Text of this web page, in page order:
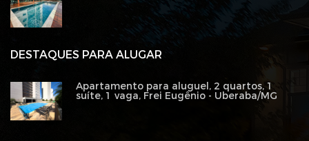
DESTAQUES PARA ALUGAR
Apartamento para aluguel, 2 quartos, 1
suíte, 1 vaga, Frei Eugênio - Uberaba/MG